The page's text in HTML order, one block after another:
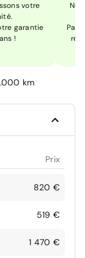
votre
garantie
!
Pas
km
Prix
820 €
519 €
1 470 €